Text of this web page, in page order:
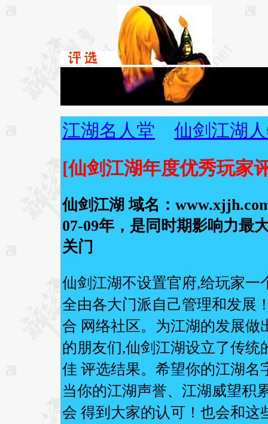
江湖名人堂
仙剑江湖
[仙剑江湖年度优秀玩家
仙剑江湖 域名：
07-09年，是同时期影响力最
关门
仙剑江湖不设置官府,给玩家
全由各大门派自己管理和发展
合 网络社区。为江湖的发展
的朋友们,仙剑江湖设立了传统
佳 评选结果。希望你的江湖名
当你的江湖声誉、江湖威望积
会 得到大家的认可！也会和这